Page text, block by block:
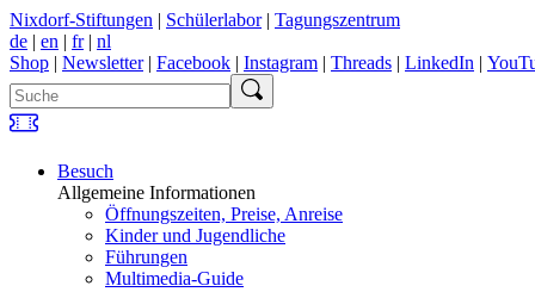
Nixdorf-Stiftungen | Schülerlabor| Tagungszentrum
de | en | fr| nl
Shop | Newsletter| Facebook | Instagram | Threads | LinkedIn |
Besuch
Allgemeine Informationen
Öffnungszeiten, Preise, Anreise
Kinder und Jugendliche
Führungen
Multimedia-Guide